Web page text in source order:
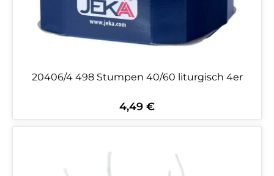
20406/4 498 Stumpen 40/60 liturgisch 4er
Regulärer Preis:
4,49 €